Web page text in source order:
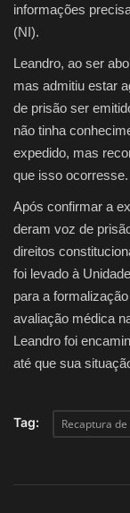
informações
(NI).
Leandro, ao ser
mas admitiu estar
de prisão ser
não tinha
expedido, mas
que isso ocorresse.
Após confirmar a
deram voz de
direitos
foi levado à
para a
avaliação médica
Leandro foi
até que sua
Tag: Recaptura